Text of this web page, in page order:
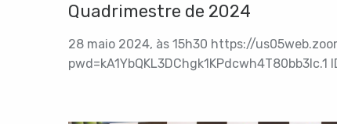
Quadrimestre de 2024
28 maio 2024, às 15h30 https://
pwd=kA1YbQKL3DChgk1KPdcwh4T80bb3lc.1